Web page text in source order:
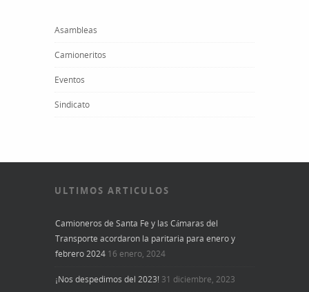
Asambleas
Camioneritos
Eventos
Sindicato
ULTIMOS ARTICULOS
Camioneros de Santa Fe y las Cámaras del
Transporte acordaron la paritaria para enero y
febrero 2024 16 enero, 2024
¡Nos despedimos del 2023! 31 diciembre, 2023